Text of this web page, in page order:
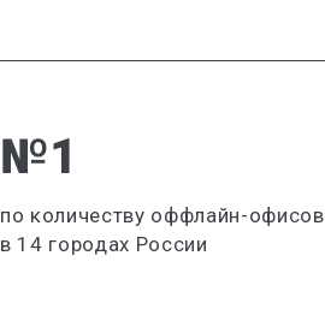
№1
по количеству оффлайн-офисов
в 14 городах России